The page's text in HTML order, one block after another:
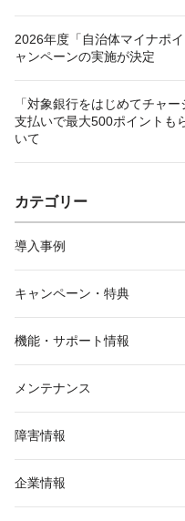
2026年度「自治体マイナポ
ャンペーンの実施が決定
「対象銀行をはじめてチャ
支払いで最大500ポイントも
いて
カテゴリー
導入事例
キャンペーン・特典
機能・サポート情報
メンテナンス
障害情報
企業情報